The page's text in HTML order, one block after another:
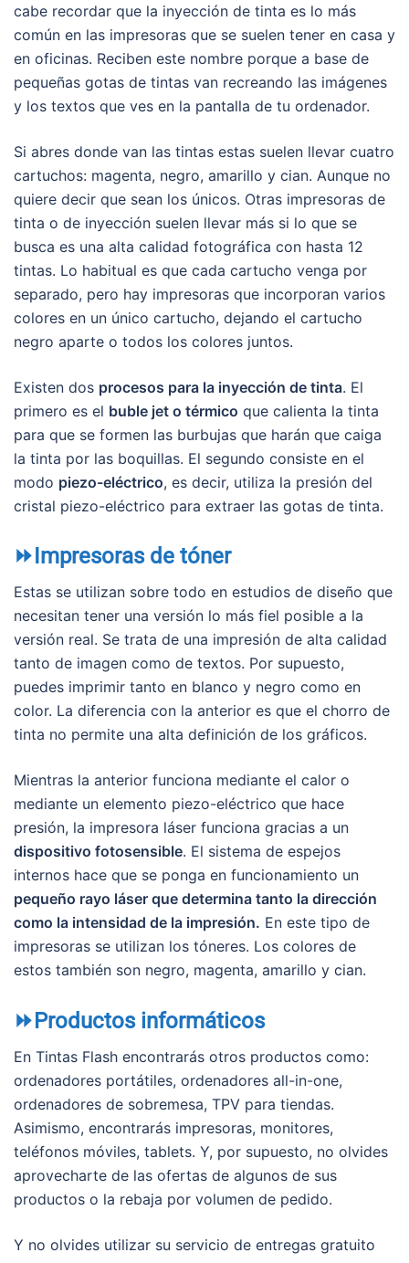
cabe recordar que la inyección de tinta es lo más
común en las impresoras que se suelen tener en casa y
en oficinas. Reciben este nombre porque a base de
pequeñas gotas de tintas van recreando las imágenes
y los textos que ves en la pantalla de tu ordenador.
Si abres donde van las tintas estas suelen llevar cuatro
cartuchos: magenta, negro, amarillo y cian. Aunque no
quiere decir que sean los únicos. Otras impresoras de
tinta o de inyección suelen llevar más si lo que se
busca es una alta calidad fotográfica con hasta 12
tintas. Lo habitual es que cada cartucho venga por
separado, pero hay impresoras que incorporan varios
colores en un único cartucho, dejando el cartucho
negro aparte o todos los colores juntos.
Existen dos procesos para la inyección de tinta. El
primero es el buble jet o térmico que calienta la tinta
para que se formen las burbujas que harán que caiga
la tinta por las boquillas. El segundo consiste en el
modo piezo-eléctrico, es decir, utiliza la presión del
cristal piezo-eléctrico para extraer las gotas de tinta.
⏩Impresoras de tóner
Estas se utilizan sobre todo en estudios de diseño que
necesitan tener una versión lo más fiel posible a la
versión real. Se trata de una impresión de alta calidad
tanto de imagen como de textos. Por supuesto,
puedes imprimir tanto en blanco y negro como en
color. La diferencia con la anterior es que el chorro de
tinta no permite una alta definición de los gráficos.
Mientras la anterior funciona mediante el calor o
mediante un elemento piezo-eléctrico que hace
presión, la impresora láser funciona gracias a un
dispositivo fotosensible. El sistema de espejos
internos hace que se ponga en funcionamiento un
pequeño rayo láser que determina tanto la dirección
como la intensidad de la impresión. En este tipo de
impresoras se utilizan los tóneres. Los colores de
estos también son negro, magenta, amarillo y cian.
⏩Productos informáticos
En Tintas Flash encontrarás otros productos como:
ordenadores portátiles, ordenadores all-in-one,
ordenadores de sobremesa, TPV para tiendas.
Asimismo, encontrarás impresoras, monitores,
teléfonos móviles, tablets. Y, por supuesto, no olvides
aprovecharte de las ofertas de algunos de sus
productos o la rebaja por volumen de pedido.
Y no olvides utilizar su servicio de entregas gratuito